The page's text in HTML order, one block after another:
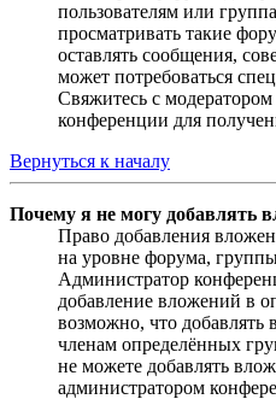
пользователям или
просматривать такие
оставлять сообщения,
может потребоваться
Свяжитесь с
конференции для
Вернуться к началу
Почему я не могу добавлять
Право добавления
на уровне форума,
Администратор
добавление вложений в
возможно, что добавлять
членам определённых
не можете добавлять
администратором